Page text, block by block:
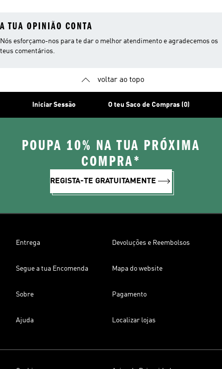
A TUA OPINIÃO CONTA
Nós esforçamo-nos para te dar o melhor atendimento e agradecemos os
teus comentários.
voltar ao topo
Iniciar Sessão O teu Saco de Compras (0)
POUPA 10% NA TUA PRÓXIMA
COMPRA*
REGISTA-TE GRATUITAMENTE
Entrega Devoluções e Reembolsos
Segue a tua Encomenda Mapa do website
Sobre Pagamento
Ajuda Localizar lojas